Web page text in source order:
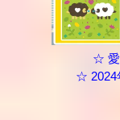
☆ 愛
☆ 2024